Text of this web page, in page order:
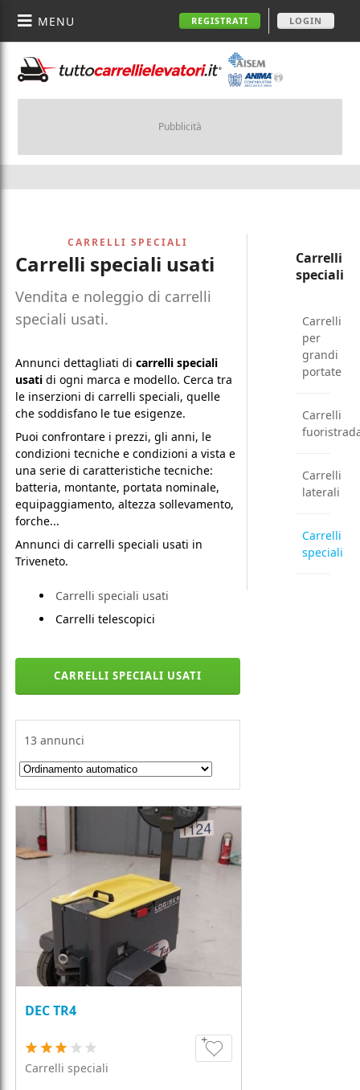
REGISTRATI LOGIN
MENU
Pubblicità
CARRELLI SPECIALI
Carrelli speciali usati
Vendita e noleggio di carrelli
speciali usati.
Annunci dettagliati di carrelli speciali
usatidi ogni marca e modello. Cerca tra
le inserzioni di carrelli speciali, quelle
che soddisfano le tue esigenze.
Puoi confrontare i prezzi, gli anni, le
condizioni tecniche e condizioni a vista e
una serie di caratteristiche tecniche:
batteria, montante, portata nominale,
equipaggiamento, altezza sollevamento,
forche...
Annunci di carrelli speciali usati in
Triveneto.
Carrelli speciali usati
Carrelli telescopici
CARRELLI SPECIALI USATI
13 annunci
DEC TR4
Carrelli speciali
Carrelli
speciali
Carrelli
per
grandi
portate
Carrelli
Carrelli
laterali
Carrelli
speciali